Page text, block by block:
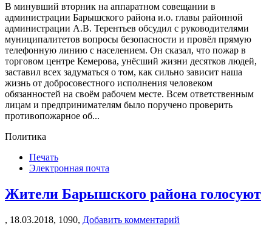
В минувший вторник на аппаратном совещании в
администрации Барышского района и.о. главы районной
администрации А.В. Терентьев обсудил с руководителями
муниципалитетов вопросы безопасности и провёл прямую
телефонную линию с населением. Он сказал, что пожар в
торговом центре Кемерова, унёсший жизни десятков людей,
заставил всех задуматься о том, как сильно зависит наша
жизнь от добросовестного исполнения человеком
обязанностей на своём рабочем месте. Всем ответственным
лицам и предпринимателям было поручено проверить
противопожарное об...
Политика
Печать
Электронная почта
Жители Барышского района голосуют
, 18.03.2018, 1090, Добавить комментарий